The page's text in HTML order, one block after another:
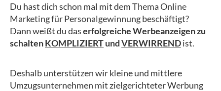
Du hast dich schon mal mit dem Thema Online
Marketing für Personalgewinnung beschäftigt?
Dann weißt du daserfolgreiche Werbeanzeigen zu
schaltenKOMPLIZIERTundVERWIRRENDist.
Deshalb unterstützen wir kleine und mittlere
Umzugsunternehmen mit zielgerichteter Werbung